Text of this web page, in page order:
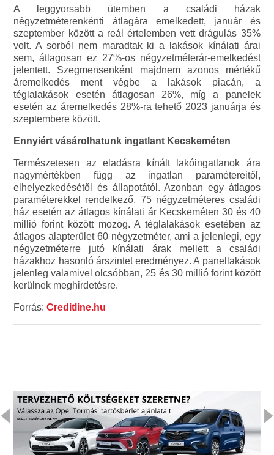
A leggyorsabb ütemben a családi házak
négyzetméterenkénti átlagára emelkedett, január és
szeptember között a reál értelemben vett drágulás 35%
volt. A sorból nem maradtak ki a lakások kínálati árai
sem, átlagosan ez 27%-os négyzetméterár-emelkedést
jelentett. Szegmensenként majdnem azonos mértékű
áremelkedés ment végbe a lakások piacán, a
téglalakások esetén átlagosan 26%, míg a panelek
esetén az áremelkedés 28%-ra tehető 2023 januárja és
szeptembere között.
Ennyiért vásárolhatunk ingatlant Kecskeméten
Természetesen az eladásra kínált lakóingatlanok ára
nagymértékben függ az ingatlan paramétereitől,
elhelyezkedésétől és állapotától. Azonban egy átlagos
paraméterekkel rendelkező, 75 négyzetméteres családi
ház esetén az átlagos kínálati ár Kecskeméten 30 és 40
millió forint között mozog. A téglalakások esetében az
átlagos alapterület 60 négyzetméter, ami a jelenlegi, egy
négyzetméterre jutó kínálati árak mellett a családi
házakhoz hasonló árszintet eredményez. A panellakások
jelenleg valamivel olcsóbban, 25 és 30 millió forint között
kerülnek meghirdetésre.
Forrás:Creditline.hu